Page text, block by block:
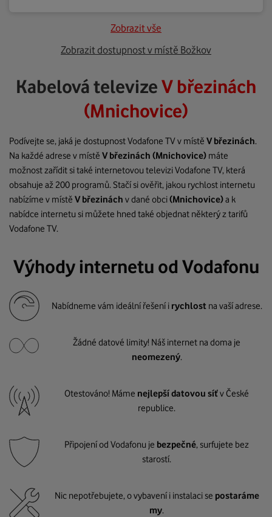
Zobrazit vše
Zobrazit dostupnost v místě Božkov
Kabelová televizeV březinách
(Mnichovice)
Podívejte se, jaká je dostupnost Vodafone TV v místě V březinách.
Na každé adrese v místě V březinách (Mnichovice) máte
možnost zařídit si také internetovou televizi Vodafone TV, která
obsahuje až 200 programů. Stačí si ověřit, jakou rychlost internetu
nabízíme v místě V březinách v dané obci(Mnichovice)a k
nabídce internetu si můžete hned také objednat některý z tarifů
Vodafone TV.
Výhody internetu od Vodafonu
Nabídneme vám ideální řešení i rychlost na vaší adrese.
Žádné datové limity! Náš internet na doma je
neomezený.
Otestováno! Máme nejlepší datovou síťv České
republice.
Připojení od Vodafonu je bezpečné, surfujete bez
starostí.
Nic nepotřebujete, o vybavení i instalaci se postaráme
my.